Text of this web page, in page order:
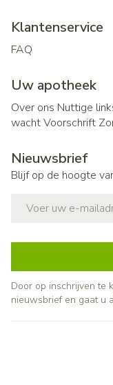
Klantenservice
FAQ
Uw apotheek
Over ons Nuttige
wachtVoorschrift
Nieuwsbrief
Blijf op de hoogte
Door op inschrijven te
nieuwsbrief en gaat u